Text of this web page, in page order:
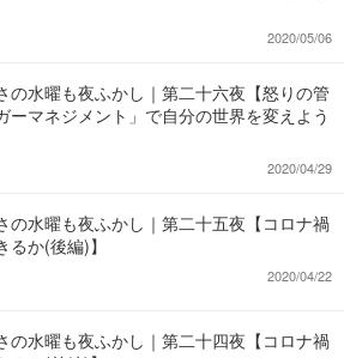
2020/05/06
の水曜も夜ふかし｜第二十六夜【怒りの管
ーマネジメント」で自分の世界を変えよう
2020/04/29
の水曜も夜ふかし｜第二十五夜【コロナ禍
るか(後編)】
2020/04/22
の水曜も夜ふかし｜第二十四夜【コロナ禍